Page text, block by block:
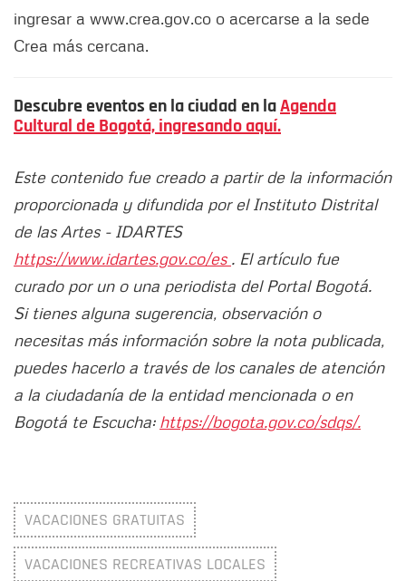
ingresar a www.crea.gov.co o acercarse a la sede
Crea más cercana.
Descubre eventos en la ciudad en laAgenda
Cultural de Bogotá, ingresando aquí.
Este contenido fue creado a partir de la información
proporcionada y difundida por el Instituto Distrital
de las Artes - IDARTES
https://www.idartes.gov.co/es . El artículo fue
curado por un o una periodista del Portal Bogotá.
Si tienes alguna sugerencia, observación o
necesitas más información sobre la nota publicada,
puedes hacerlo a través de los canales de atención
a la ciudadanía de la entidad mencionada o en
Bogotá te Escucha: https://bogota.gov.co/sdqs/.
VACACIONES GRATUITAS
VACACIONES RECREATIVAS LOCALES